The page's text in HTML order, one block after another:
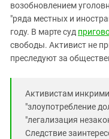
ЮФО
возобновлением
"ряда местных и
году. В марте суд
свободы. Активист не
преследуют за
Активистам
"злоупотребление
"легализация
Следствие